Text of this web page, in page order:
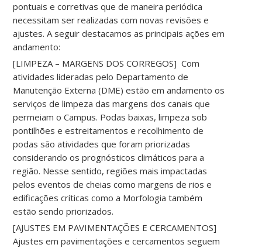
pontuais e corretivas que de maneira periódica
necessitam ser realizadas com novas revisões e
ajustes. A seguir destacamos as principais ações em
andamento:
[LIMPEZA – MARGENS DOS CORREGOS] Com
atividades lideradas pelo Departamento de
Manutenção Externa (DME) estão em andamento os
serviços de limpeza das margens dos canais que
permeiam o Campus. Podas baixas, limpeza sob
pontilhões e estreitamentos e recolhimento de
podas são atividades que foram priorizadas
considerando os prognósticos climáticos para a
região. Nesse sentido, regiões mais impactadas
pelos eventos de cheias como margens de rios e
edificações críticas como a Morfologia também
estão sendo priorizados.
[AJUSTES EM PAVIMENTAÇÕES E CERCAMENTOS]
Ajustes em pavimentações e cercamentos seguem